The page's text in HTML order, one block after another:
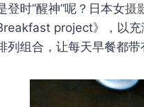
登时”醒神”呢？日本女摄
project》，以
列组合，让每天早餐都带